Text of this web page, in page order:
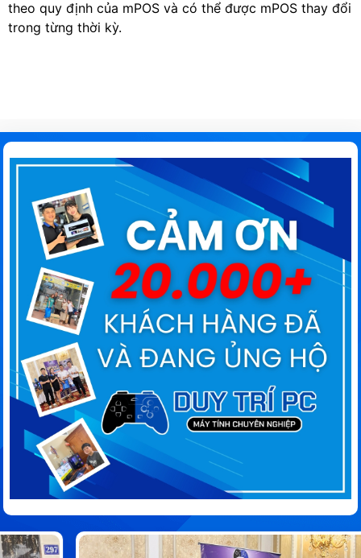
theo quy định của mPOS và có thể được mPOS thay đổi
trong từng thời kỳ.